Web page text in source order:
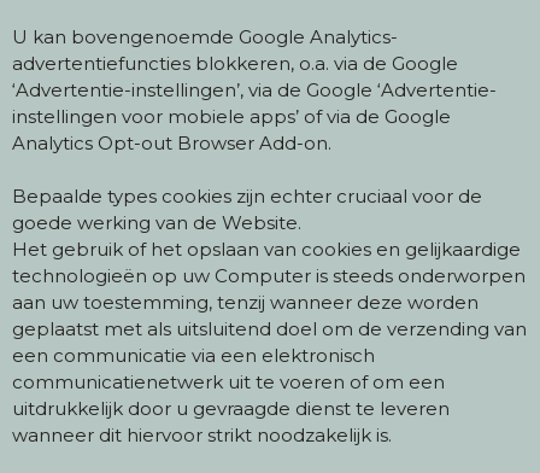
U kan bovengenoemde Google Analytics-
advertentiefuncties blokkeren, o.a. via de Google
‘Advertentie-instellingen’, via de Google ‘Advertentie-
instellingen voor mobiele apps’ of via de Google
Analytics Opt-out Browser Add-on.
Bepaalde types cookies zijn echter cruciaal voor de
goede werking van de Website.
Het gebruik of het opslaan van cookies en gelijkaardige
technologieën op uw Computer is steeds onderworpen
aan uw toestemming, tenzij wanneer deze worden
geplaatst met als uitsluitend doel om de verzending van
een communicatie via een elektronisch
communicatienetwerk uit te voeren of om een
uitdrukkelijk door u gevraagde dienst te leveren
wanneer dit hiervoor strikt noodzakelijk is.